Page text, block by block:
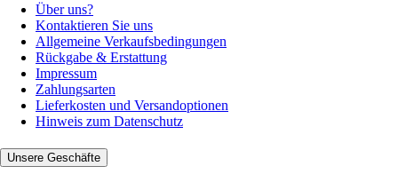
Über uns?
Kontaktieren Sie uns
Allgemeine Verkaufsbedingungen
Rückgabe & Erstattung
Impressum
Zahlungsarten
Lieferkosten und Versandoptionen
Hinweis zum Datenschutz
Unsere Geschäfte